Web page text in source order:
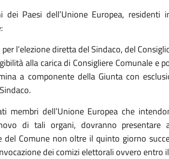
Paesi dell’Unione Europea, residenti
l’elezione diretta del Sindaco, del
alla carica di Consigliere Comunale e
a componente della Giunta con
membri dell’Unione Europea che
di tali organi, dovranno presentare
del Comune non oltre il quinto giorno
dei comizi elettorali ovvero entro il